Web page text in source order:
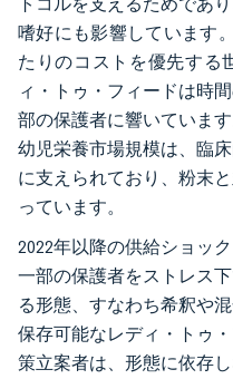
嗜好にも影響しています
たりのコストを優先する
ィ・トゥ・フィードは時
部の保護者に響いていま
幼児栄養市場規模は、臨
に支えられており、粉末
っています。
2022年以降の供給ショッ
一部の保護者をストレス
る形態、すなわち希釈や
保存可能なレディ・トゥ
策立案者は、形態に依存